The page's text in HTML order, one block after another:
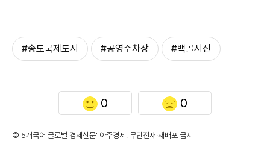
#송도국제도시 #공영주차장 #백골시신
0 0
©'5개국어 글로벌 경제신문' 아주경제. 무단전재·재배포 금지